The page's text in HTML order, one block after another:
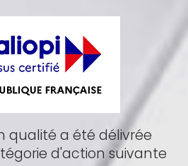
qualité a été délivrée
d'action suivante